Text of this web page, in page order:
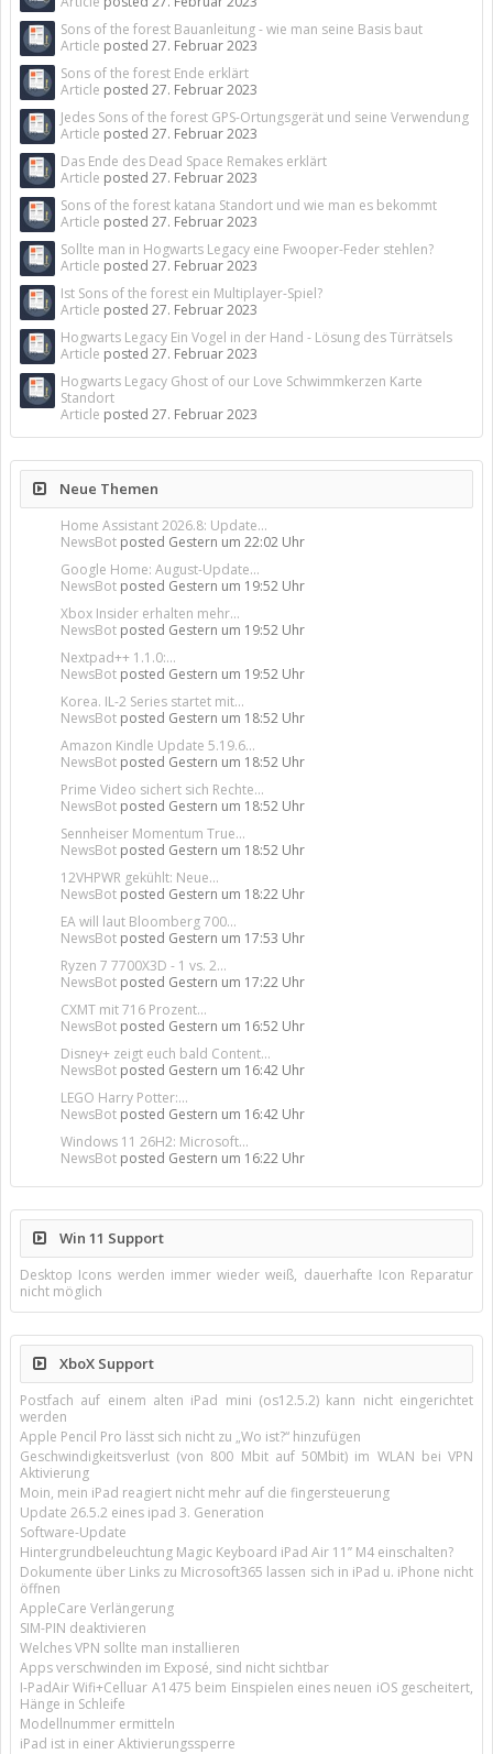
Sons of the forest Bauanleitung - wie man seine Basis baut
Article posted 27. Februar 2023
Sons of the forest Ende erklärt
Article posted 27. Februar 2023
Jedes Sons of the forest GPS-Ortungsgerät und seine Verwendung
Article posted 27. Februar 2023
Das Ende des Dead Space Remakes erklärt
Article posted 27. Februar 2023
Sons of the forest katana Standort und wie man es bekommt
Article posted 27. Februar 2023
Sollte man in Hogwarts Legacy eine Fwooper-Feder stehlen?
Article posted 27. Februar 2023
Ist Sons of the forest ein Multiplayer-Spiel?
Article posted 27. Februar 2023
Hogwarts Legacy Ein Vogel in der Hand - Lösung des Türrätsels
Article posted 27. Februar 2023
Hogwarts Legacy Ghost of our Love Schwimmkerzen Karte
Standort
Article posted 27. Februar 2023
Neue Themen
Home Assistant 2026.8: Update...
NewsBot posted Gestern um 22:02 Uhr
Google Home: August-Update...
NewsBot posted Gestern um 19:52 Uhr
Xbox Insider erhalten mehr...
NewsBot posted Gestern um 19:52 Uhr
Nextpad++ 1.1.0:...
NewsBot posted Gestern um 19:52 Uhr
Korea. IL-2 Series startet mit...
NewsBot posted Gestern um 18:52 Uhr
Amazon Kindle Update 5.19.6...
NewsBot posted Gestern um 18:52 Uhr
Prime Video sichert sich Rechte...
NewsBot posted Gestern um 18:52 Uhr
Sennheiser Momentum True...
NewsBot posted Gestern um 18:52 Uhr
12VHPWR gekühlt: Neue...
NewsBot posted Gestern um 18:22 Uhr
EA will laut Bloomberg 700...
NewsBot posted Gestern um 17:53 Uhr
Ryzen 7 7700X3D - 1 vs. 2...
NewsBot posted Gestern um 17:22 Uhr
CXMT mit 716 Prozent...
NewsBot posted Gestern um 16:52 Uhr
Disney+ zeigt euch bald Content...
NewsBot posted Gestern um 16:42 Uhr
LEGO Harry Potter:...
NewsBot posted Gestern um 16:42 Uhr
Windows 11 26H2: Microsoft...
NewsBot posted Gestern um 16:22 Uhr
Win 11 Support
Desktop Icons werden immer wieder weiß, dauerhafte Icon Reparatur
nicht möglich
XboX Support
Postfach auf einem alten iPad mini (os12.5.2) kann nicht eingerichtet
werden
Apple Pencil Pro lässt sich nicht zu „Wo ist?“ hinzufügen
Geschwindigkeitsverlust (von 800 Mbit auf 50Mbit) im WLAN bei VPN
Aktivierung
Moin, mein iPad reagiert nicht mehr auf die fingersteuerung
Update 26.5.2 eines ipad 3. Generation
Software-Update
Hintergrundbeleuchtung Magic Keyboard iPad Air 11’’ M4 einschalten?
Dokumente über Links zu Microsoft365 lassen sich in iPad u. iPhone nicht
öffnen
AppleCare Verlängerung
SIM-PIN deaktivieren
Welches VPN sollte man installieren
Apps verschwinden im Exposé, sind nicht sichtbar
I-PadAir Wifi+Celluar A1475 beim Einspielen eines neuen iOS gescheitert,
Hänge in Schleife
Modellnummer ermitteln
iPad ist in einer Aktivierungssperre